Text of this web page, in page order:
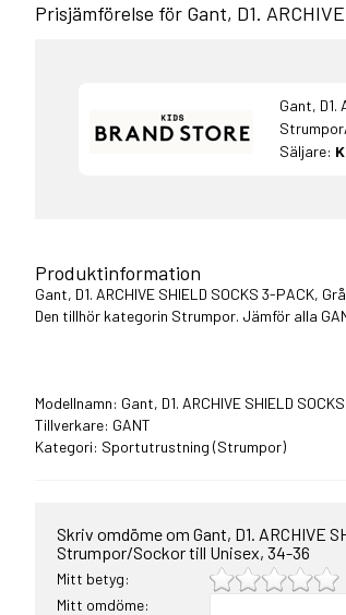
Prisjämförelse för Gant, D1.
Gant, D1.
Säljare:
Produktinformation
Gant, D1. ARCHIVE SHIELD SOCKS 3-PACK,
Den tillhör kategorin Strumpor. Jämför alla
Modellnamn: Gant, D1. ARCHIVE SHIELD
Tillverkare: GANT
Kategori: Sportutrustning (Strumpor)
Skriv omdöme om Gant, D1. ARCHIVE
Strumpor/Sockor till Unisex, 34-36
Mitt betyg:
Mitt omdöme: